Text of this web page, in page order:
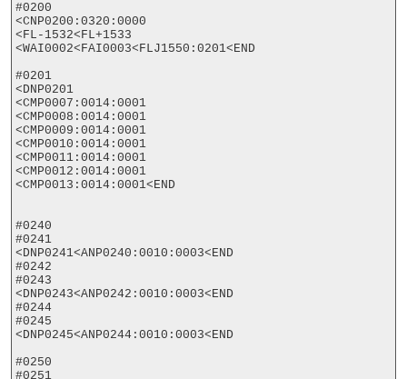
#0200
<CNP0200:0320:0000
<FL-1532<FL+1533
<WAI0002<FAI0003<FLJ1550:0201<END
#0201
<DNP0201
<CMP0007:0014:0001
<CMP0008:0014:0001
<CMP0009:0014:0001
<CMP0010:0014:0001
<CMP0011:0014:0001
<CMP0012:0014:0001
<CMP0013:0014:0001<END
#0240
#0241
<DNP0241<ANP0240:0010:0003<END
#0242
#0243
<DNP0243<ANP0242:0010:0003<END
#0244
#0245
<DNP0245<ANP0244:0010:0003<END
#0250
#0251